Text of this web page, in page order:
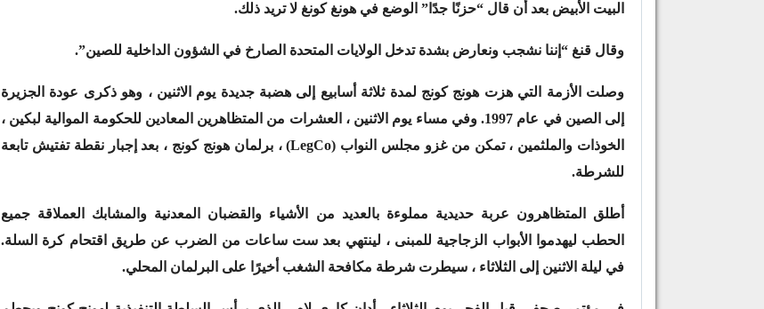
البيت الأبيض بعد أن قال “حزنًا جدًا” الوضع في هونغ كونغ لا تريد ذلك.
وقال قنغ “إننا نشجب ونعارض بشدة تدخل الولايات المتحدة الصارخ في الشؤون الداخلية للصين”.
وصلت الأزمة التي هزت هونج كونج لمدة ثلاثة أسابيع إلى هضبة جديدة يوم الاثنين ، وهو ذكرى عودة الجزيرة
إلى الصين في عام 1997. وفي مساء يوم الاثنين ، العشرات من المتظاهرين المعادين للحكومة الموالية لبكين ،
الخوذات والملثمين ، تمكن من غزو مجلس النواب (LegCo) ، برلمان هونج كونج ، بعد إجبار نقطة تفتيش تابعة
للشرطة.
أطلق المتظاهرون عربة حديدية مملوءة بالعديد من الأشياء والقضبان المعدنية والمشابك العملاقة جميع
الحطب ليهدموا الأبواب الزجاجية للمبنى ، لينتهي بعد ست ساعات من الضرب عن طريق اقتحام كرة السلة.
في ليلة الاثنين إلى الثلاثاء ، سيطرت شرطة مكافحة الشغب أخيرًا على البرلمان المحلي.